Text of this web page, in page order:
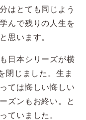
はとても同じよう
んで残りの人生を
思います。
日本シリーズが横
閉じました。生ま
ては悔しい悔しい
ズンもお終い。と
ていました。